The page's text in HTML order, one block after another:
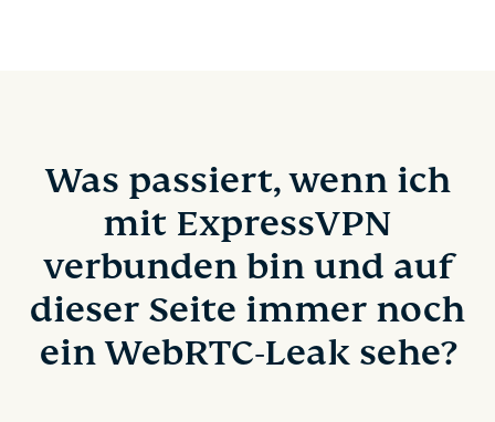
Was passiert, wenn ich
mit ExpressVPN
verbunden bin und auf
dieser Seite immer noch
ein WebRTC-Leak sehe?